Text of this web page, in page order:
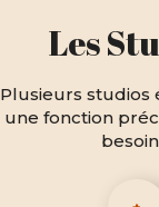
Les
Plusieurs studios
une fonction